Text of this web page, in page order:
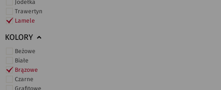
Jodełka
Trawertyn
Lamele
KOLORY
Beżowe
Białe
Brązowe
Czarne
Grafitowe